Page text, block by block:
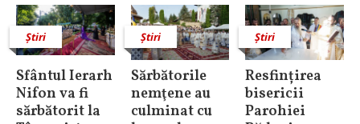
Știri
Sfântul Ierarh
Nifon va fi
sărbătorit la
Știri
Sărbătorile
nemţene au
culminat cu
Știri
Resfințirea
bisericii
Parohiei